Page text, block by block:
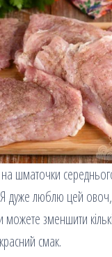
шматочки
Я дуже люблю цей
зменшити
смак.